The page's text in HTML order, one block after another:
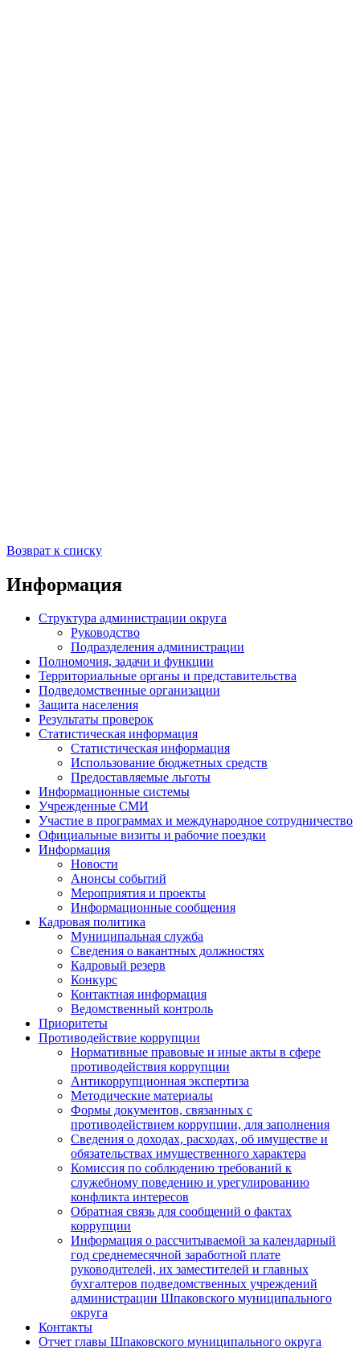
Возврат к списку
Информация
Структура администрации округа
Руководство
Подразделения администрации
Полномочия, задачи и функции
Территориальные органы и представительства
Подведомственные организации
Защита населения
Результаты проверок
Статистическая информация
Статистическая информация
Использование бюджетных средств
Предоставляемые льготы
Информационные системы
Учрежденные СМИ
Участие в программах и международное сотрудничество
Официальные визиты и рабочие поездки
Информация
Новости
Анонсы событий
Мероприятия и проекты
Информационные сообщения
Кадровая политика
Муниципальная служба
Сведения о вакантных должностях
Кадровый резерв
Конкурс
Контактная информация
Ведомственный контроль
Приоритеты
Противодействие коррупции
Нормативные правовые и иные акты в сфере
противодействия коррупции
Антикоррупционная экспертиза
Методические материалы
Формы документов, связанных с
противодействием коррупции, для заполнения
Сведения о доходах, расходах, об имуществе и
обязательствах имущественного характера
Комиссия по соблюдению требований к
служебному поведению и урегулированию
конфликта интересов
Обратная связь для сообщений о фактах
коррупции
Информация о рассчитываемой за календарный
год среднемесячной заработной плате
руководителей, их заместителей и главных
бухгалтеров подведомственных учреждений
администрации Шпаковского муниципального
округа
Контакты
Отчет главы Шпаковского муниципального округа